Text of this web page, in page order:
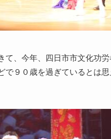
て、今年、四日市市文化功
で９０歳を過ぎているとは